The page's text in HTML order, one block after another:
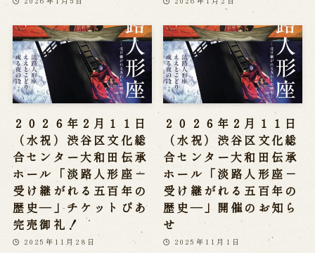
２０２６年２月１１日
（水祝）渋谷区文化総
合センター大和田伝承
ホール「淡路人形座－
受け継がれる五百年の
歴史―」チケットぴあ
完売御礼！
2025年11月28日
２０２６年２月１１日
（水祝）渋谷区文化総
合センター大和田伝承
ホール「淡路人形座－
受け継がれる五百年の
歴史―」開催のお知ら
せ
2025年11月1日